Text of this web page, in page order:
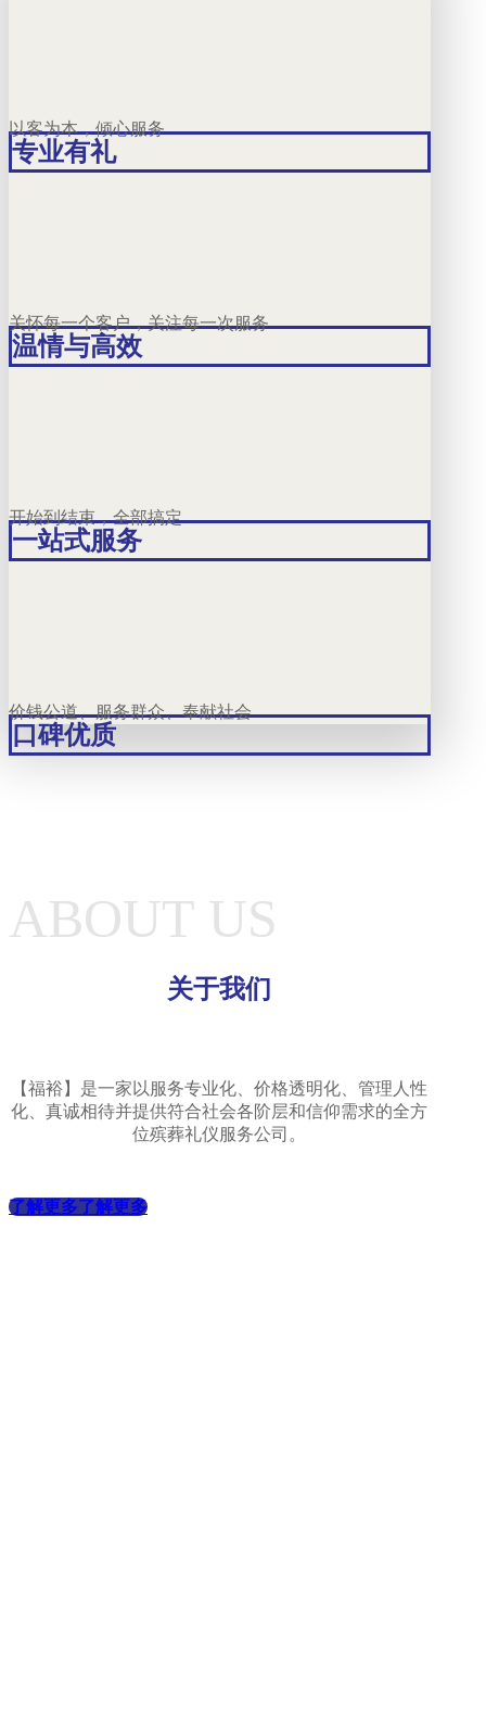
专业有礼
以客为本，倾心服务
温情与高效
关怀每一个客户，关注每一次服务
一站式服务
开始到结束，全部搞定
口碑优质
价钱公道、服务群众、奉献社会
ABOUT US
关于我们
【福裕】是一家以服务专业化、价格透明化、管理人性
化、真诚相待并提供符合社会各阶层和信仰需求的全方
位殡葬礼仪服务公司。
了解更多了解更多